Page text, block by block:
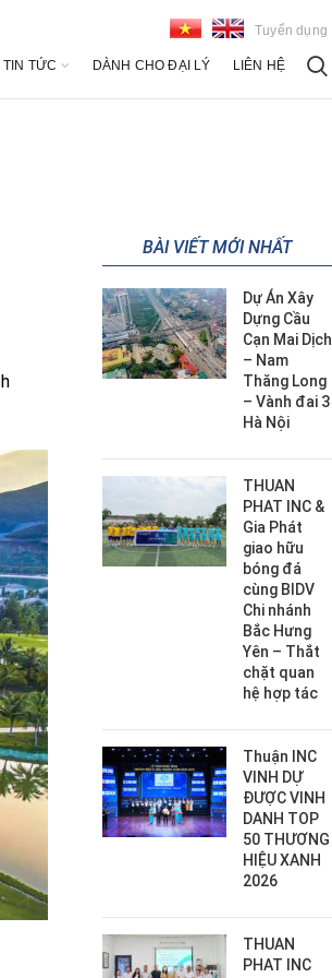
Tuyển dụng
TIN TỨC DÀNH CHO ĐẠI LÝ LIÊN HỆ
BÀI VIẾT MỚI NHẤT
Dự Án Xây
Dựng Cầu
Cạn Mai Dịch
– Nam
Thăng Long
– Vành đai 3
Hà Nội
THUAN
PHAT INC &
Gia Phát
giao hữu
bóng đá
cùng BIDV
Chi nhánh
Bắc Hưng
Yên – Thắt
chặt quan
hệ hợp tác
Thuận INC
VINH DỰ
ĐƯỢC VINH
DANH TOP
50 THƯƠNG
HIỆU XANH
2026
THUAN
PHAT INC